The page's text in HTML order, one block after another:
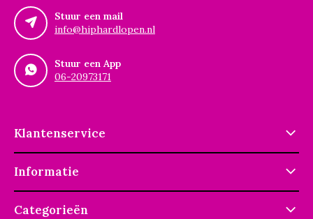
Stuur een mail
info@hiphardlopen.nl
Stuur een App
06-20973171
Klantenservice
Informatie
Categorieën